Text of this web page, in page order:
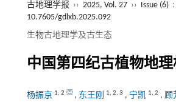
古地理学报 ›› 2025, Vol. 27 ›› Issue (6)
10.7605/gdlxb.2025.092
生物古地理学及古生态
中国第四纪古植物地
杨振京 1, 2 , 东王刚 1, 2, 3 , 宁凯 1, 2 , 顾